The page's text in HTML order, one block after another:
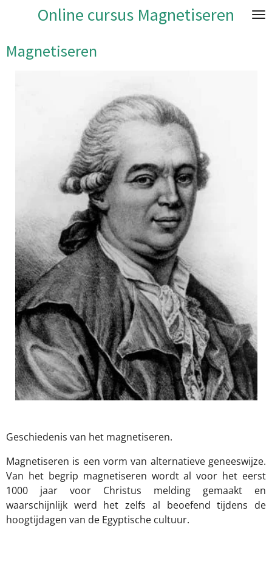
de
Online cursus Magnetiseren
Magnetiseren
Geschiedenis van het magnetiseren.
Magnetiseren is een vorm van alternatieve geneeswijze.
Van het begrip magnetiseren wordt al voor het eerst
1000 jaar voor Christus melding gemaakt en
waarschijnlijk werd het zelfs al beoefend tijdens de
hoogtijdagen van de Egyptische cultuur.